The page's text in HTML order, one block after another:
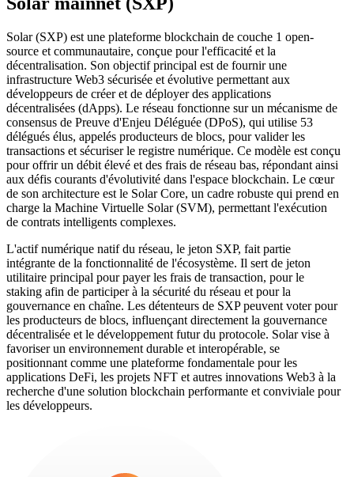
Solar (SXP) est une plateforme blockchain de couche 1 open-
source et communautaire, conçue pour l'efficacité et la
décentralisation. Son objectif principal est de fournir une
infrastructure Web3 sécurisée et évolutive permettant aux
développeurs de créer et de déployer des applications
décentralisées (dApps). Le réseau fonctionne sur un mécanisme de
consensus de Preuve d'Enjeu Déléguée (DPoS), qui utilise 53
délégués élus, appelés producteurs de blocs, pour valider les
transactions et sécuriser le registre numérique. Ce modèle est conçu
pour offrir un débit élevé et des frais de réseau bas, répondant ainsi
aux défis courants d'évolutivité dans l'espace blockchain. Le cœur
de son architecture est le Solar Core, un cadre robuste qui prend en
charge la Machine Virtuelle Solar (SVM), permettant l'exécution
de contrats intelligents complexes.
L'actif numérique natif du réseau, le jeton SXP, fait partie
intégrante de la fonctionnalité de l'écosystème. Il sert de jeton
utilitaire principal pour payer les frais de transaction, pour le
staking afin de participer à la sécurité du réseau et pour la
gouvernance en chaîne. Les détenteurs de SXP peuvent voter pour
les producteurs de blocs, influençant directement la gouvernance
décentralisée et le développement futur du protocole. Solar vise à
favoriser un environnement durable et interopérable, se
positionnant comme une plateforme fondamentale pour les
applications DeFi, les projets NFT et autres innovations Web3 à la
recherche d'une solution blockchain performante et conviviale pour
les développeurs.